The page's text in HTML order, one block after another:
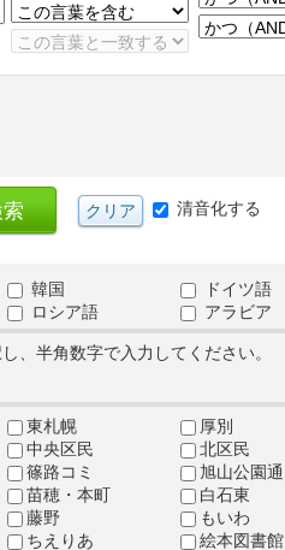
清音化する
韓国 ドイツ語
ロシア語
アラビア
、半角数字で入力してください。
東札幌 厚別
中央区民 北区民
篠路コミ 旭山公園通
苗穂・本町 白石東
藤野 もいわ
ちえりあ 絵本図書館